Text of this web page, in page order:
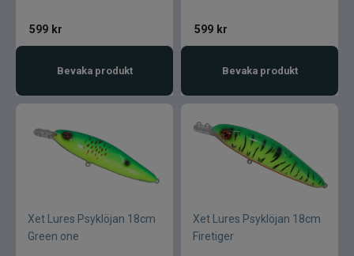
Sufix
Sundridge
St. Croix
Swim Whizz
599 kr
Bevaka produkt
599 kr
Bevaka produkt
Xet Lures Psyklöjan 18cm
Green one
Xet Lures Psyklöjan 18cm
Firetiger